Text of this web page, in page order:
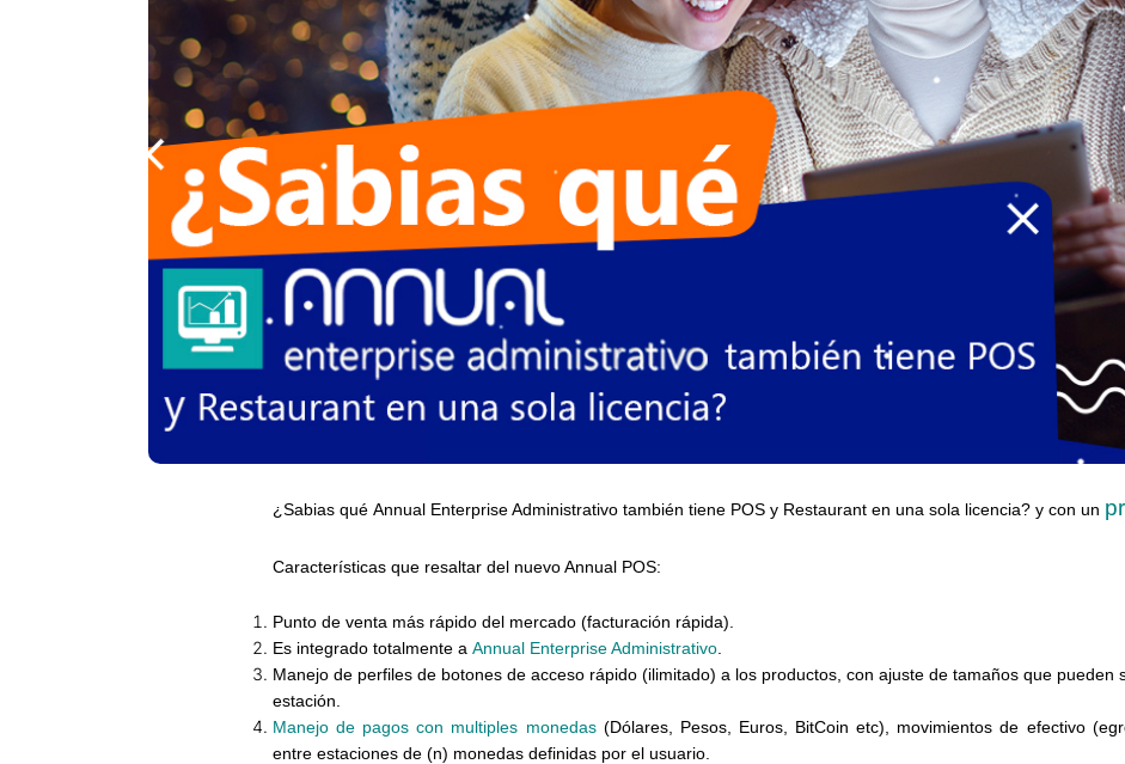
¿Sabias qué Annual Enterprise Administrativo también tiene POS y Restaurant en una sola licencia? y con un
Características que resaltar del nuevo Annual POS:
Punto de venta más rápido del mercado (facturación rápida).
Es integrado totalmente a Annual Enterprise Administrativo
Manejo de perfiles de botones de acceso rápido (ilimitado) a los productos, con ajuste de tamaños que pueden
estación.
Manejo de pagos con multiples monedas(Dólares, Pesos, Euros, BitCoin etc), movimientos de efectivo
entre estaciones de (n) monedas definidas por el usuario.